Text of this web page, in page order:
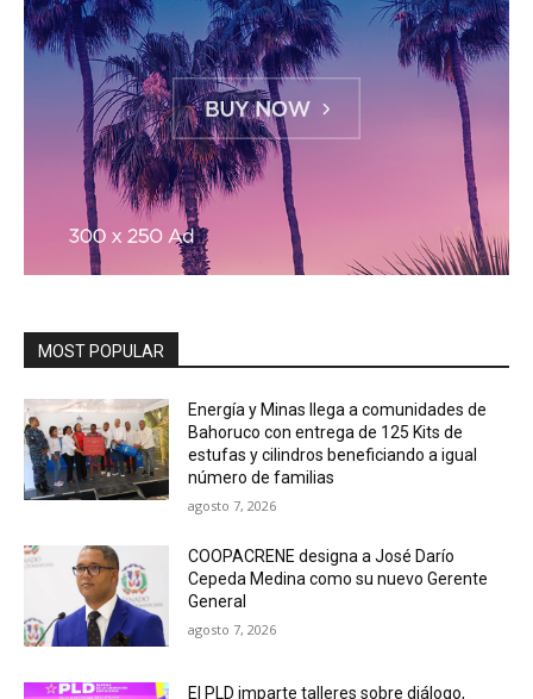
MOST POPULAR
Energía y Minas llega a comunidades de
Bahoruco con entrega de 125 Kits de
estufas y cilindros beneficiando a igual
número de familias
agosto 7, 2026
COOPACRENE designa a José Darío
Cepeda Medina como su nuevo Gerente
General
agosto 7, 2026
El PLD imparte talleres sobre diálogo,